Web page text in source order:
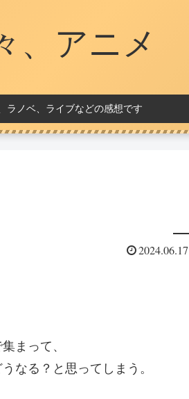
、アニメ
ラノベ、ライブなどの感想です
2024.06.17
まって、
なる？と思ってしまう。